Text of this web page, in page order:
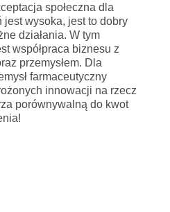
społeczna dla
jest wysoka, jest to dobry
działania. W tym
współpraca biznesu z
przemysłem. Dla
farmaceutyczny
innowacji na rzecz
porównywalną do kwot